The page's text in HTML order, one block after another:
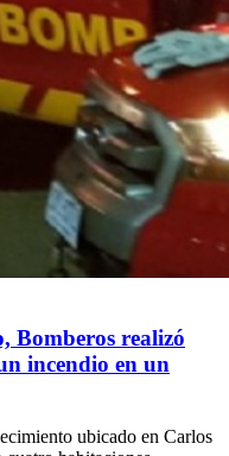
Bomberos realizó
incendio en un
ubicado en Carlos